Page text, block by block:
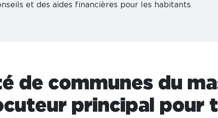
et des aides financières pour les habitants
de communes du
principal pour